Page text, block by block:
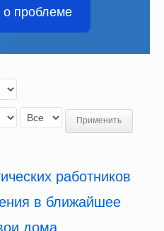
проблеме
Применить
работников
в ближайшее
дома